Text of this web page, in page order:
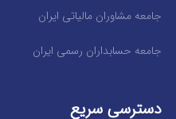
جامعه مشاوران مالیاتی ایران
جامعه حسابداران رسمی ایران
دسترسی سریع